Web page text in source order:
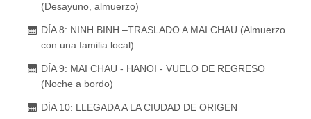
(Desayuno, almuerzo)
DÍA 8: NINH BINH –TRASLADO A MAI CHAU (Almuerzo
con una familia local)
DÍA 9: MAI CHAU - HANOI - VUELO DE REGRESO
(Noche a bordo)
DÍA 10: LLEGADA A LA CIUDAD DE ORIGEN